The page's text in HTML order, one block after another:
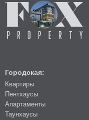
Городская:
Квартиры
Пентхаусы
Апартаменты
Таунхаусы